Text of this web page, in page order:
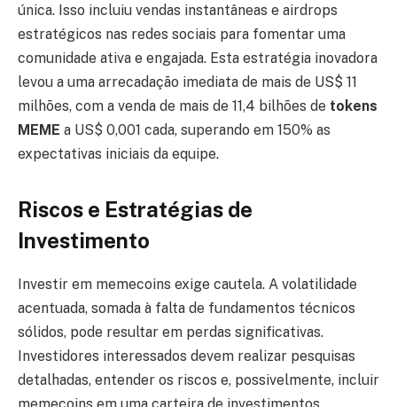
única. Isso incluiu vendas instantâneas e airdrops
estratégicos nas redes sociais para fomentar uma
comunidade ativa e engajada. Esta estratégia inovadora
levou a uma arrecadação imediata de mais de US$ 11
milhões, com a venda de mais de 11,4 bilhões de tokens
MEME a US$ 0,001 cada, superando em 150% as
expectativas iniciais da equipe.
Riscos e Estratégias de
Investimento
Investir em memecoins exige cautela. A volatilidade
acentuada, somada à falta de fundamentos técnicos
sólidos, pode resultar em perdas significativas.
Investidores interessados devem realizar pesquisas
detalhadas, entender os riscos e, possivelmente, incluir